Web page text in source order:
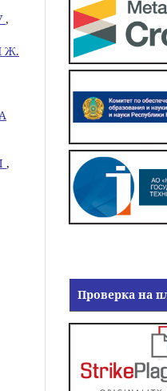
,
Ж.
,
Проверка на